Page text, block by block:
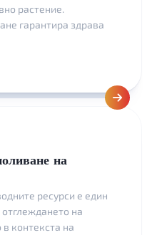
растение.
гарантира здрава
на
ресурси е един
на
контекста на